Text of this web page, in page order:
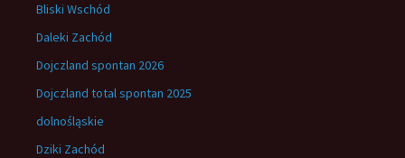
Bliski Wschód
Daleki Zachód
Dojczland spontan 2026
Dojczland total spontan 2025
dolnośląskie
Dziki Zachód